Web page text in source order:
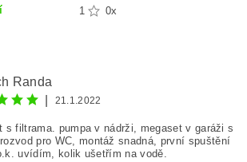
1
0x
Řanda
21.1.2022
s filtrama. pumpa v nádrži, megaset v garáži s
pro WC, montáž snadná, první spuštění
uvídím, kolik ušetřím na vodě.